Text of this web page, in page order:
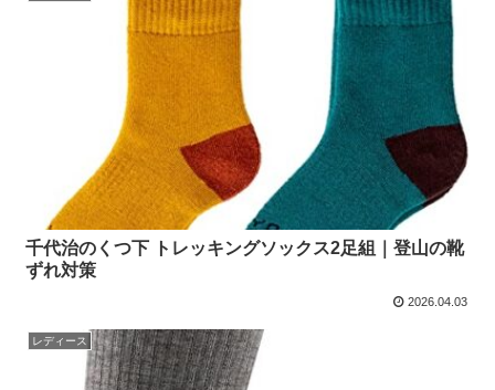
千代治のくつ下 トレッキングソックス2足組｜登山の靴
ずれ対策
2026.04.03
レディース